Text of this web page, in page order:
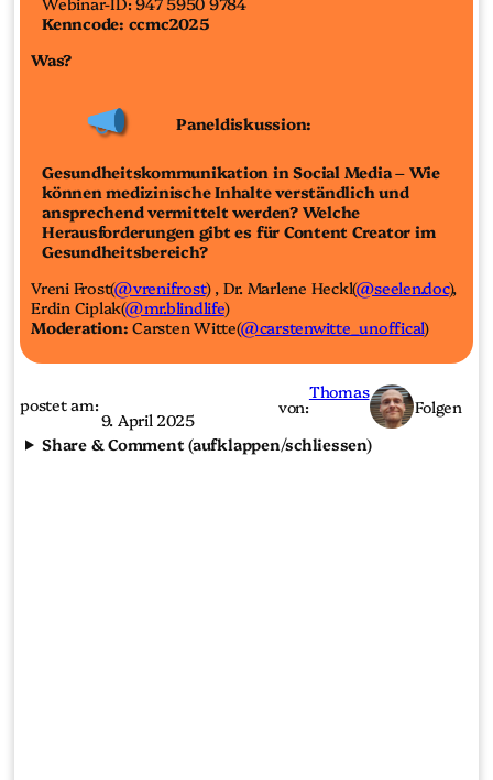
Kenncode: ccmc2025
Was?
Paneldiskussion:
Gesundheitskommunikation in Social Media – Wie
können medizinische Inhalte verständlich und
ansprechend vermittelt werden? Welche
Herausforderungen gibt es für Content Creator im
Gesundheitsbereich?
Vreni Frost(@vrenifrost) , Dr. Marlene Heckl(@seelen.doc),
Erdin Ciplak(@mr.blindlife)
Moderation:Carsten Witte(@carstenwitte_unoffical)
postet am:
9. April 2025
von:
Thomas
Folgen
Share & Comment (aufklappen/schliessen)